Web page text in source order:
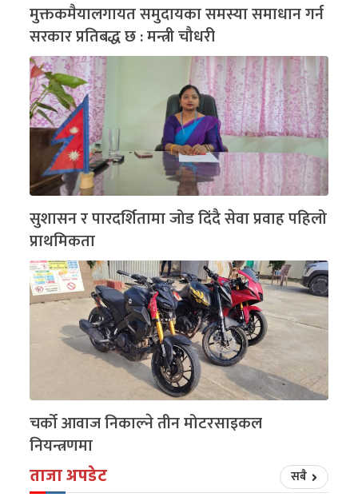
मुक्तकमैयालगायत समुदायका समस्या समाधान गर्न
सरकार प्रतिबद्ध छ : मन्त्री चौधरी
सुशासन र पारदर्शितामा जोड दिंदै सेवा प्रवाह पहिलो
प्राथमिकता
चर्को आवाज निकाल्ने तीन मोटरसाइकल
नियन्त्रणमा
ताजा अपडेट सबै